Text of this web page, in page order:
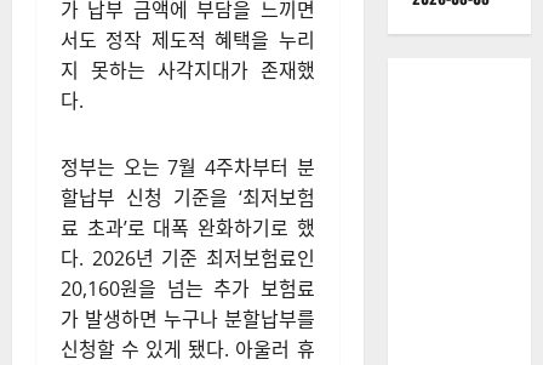
가 납부 금액에 부담을 느끼면
서도 정작 제도적 혜택을 누리
지 못하는 사각지대가 존재했
다.
정부는 오는 7월 4주차부터 분
할납부 신청 기준을 ‘최저보험
료 초과’로 대폭 완화하기로 했
다. 2026년 기준 최저보험료인
20,160원을 넘는 추가 보험료
가 발생하면 누구나 분할납부를
신청할 수 있게 됐다. 아울러 휴